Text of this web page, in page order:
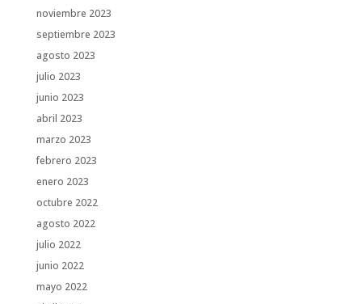
noviembre 2023
septiembre 2023
agosto 2023
julio 2023
junio 2023
abril 2023
marzo 2023
febrero 2023
enero 2023
octubre 2022
agosto 2022
julio 2022
junio 2022
mayo 2022